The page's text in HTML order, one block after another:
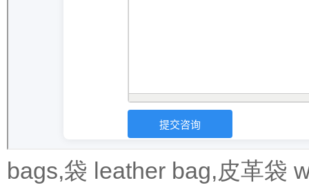
bags,袋 leather bag,皮革袋